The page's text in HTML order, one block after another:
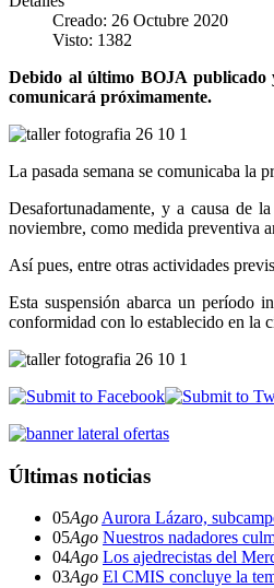
Creado: 26 Octubre 2020
Visto: 1382
Debido al último BOJA publicado
comunicará próximamente.
La pasada semana se comunicaba la
Desafortunadamente, y a causa de
noviembre, como medida preventiva
Así pues, entre otras actividades
Esta suspensión abarca un período
conformidad con lo establecido en la
Últimas noticias
05Ago Aurora Lázaro,
05Ago Nuestros nadadores
04Ago Los ajedrecistas del
03Ago El CMIS concluye la